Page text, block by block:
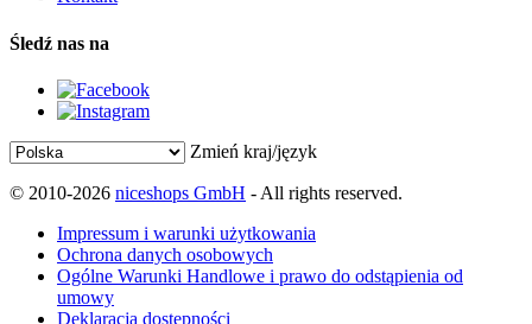
Śledź nas na
Zmień kraj/język
© 2010-2026 niceshops GmbH - All rights reserved.
Impressum i warunki użytkowania
Ochrona danych osobowych
Ogólne Warunki Handlowe i prawo do odstąpienia od
umowy
Deklaracja dostępności